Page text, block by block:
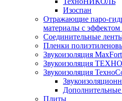
Изоспан
Отражающие паро-
материалы с эффектом
Соединительные
Пленки
Звукоизоляция
Звукоизоляция
Звукоизоляция
Плиты